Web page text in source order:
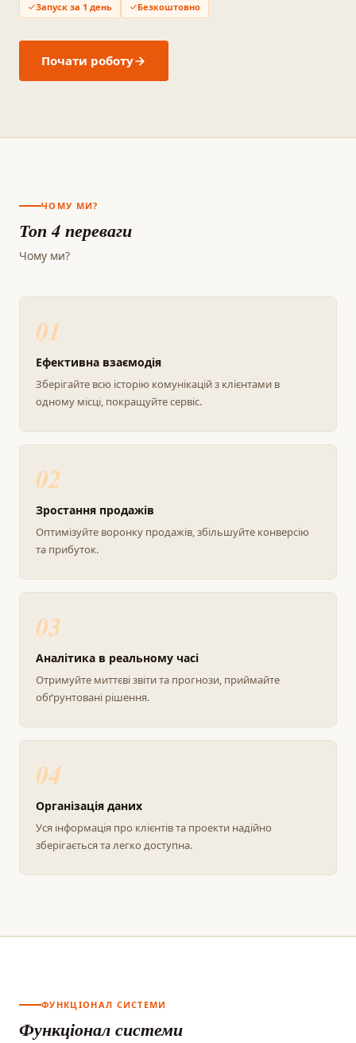
Запуск за 1 день Безкоштовно
Почати роботу
ЧОМУ МИ?
Топ 4 переваги
Чому ми?
01
Ефективна взаємодія
Зберігайте всю історію комунікацій з клієнтами в
одному місці, покращуйте сервіс.
02
Зростання продажів
Оптимізуйте воронку продажів, збільшуйте конверсію
та прибуток.
03
Аналітика в реальному часі
Отримуйте миттєві звіти та прогнози, приймайте
обґрунтовані рішення.
04
Організація даних
Уся інформація про клієнтів та проекти надійно
зберігається та легко доступна.
ФУНКЦІОНАЛ СИСТЕМИ
Функціонал системи